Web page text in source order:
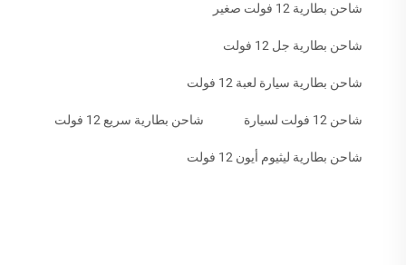
شاحن بطارية 12 فولت صغير
شاحن بطارية جل 12 فولت
شاحن بطارية سيارة لعبة 12 فولت
شاحن 12 فولت لسيارة شاحن بطارية سريع 12 فولت
شاحن بطارية ليثيوم أيون 12 فولت